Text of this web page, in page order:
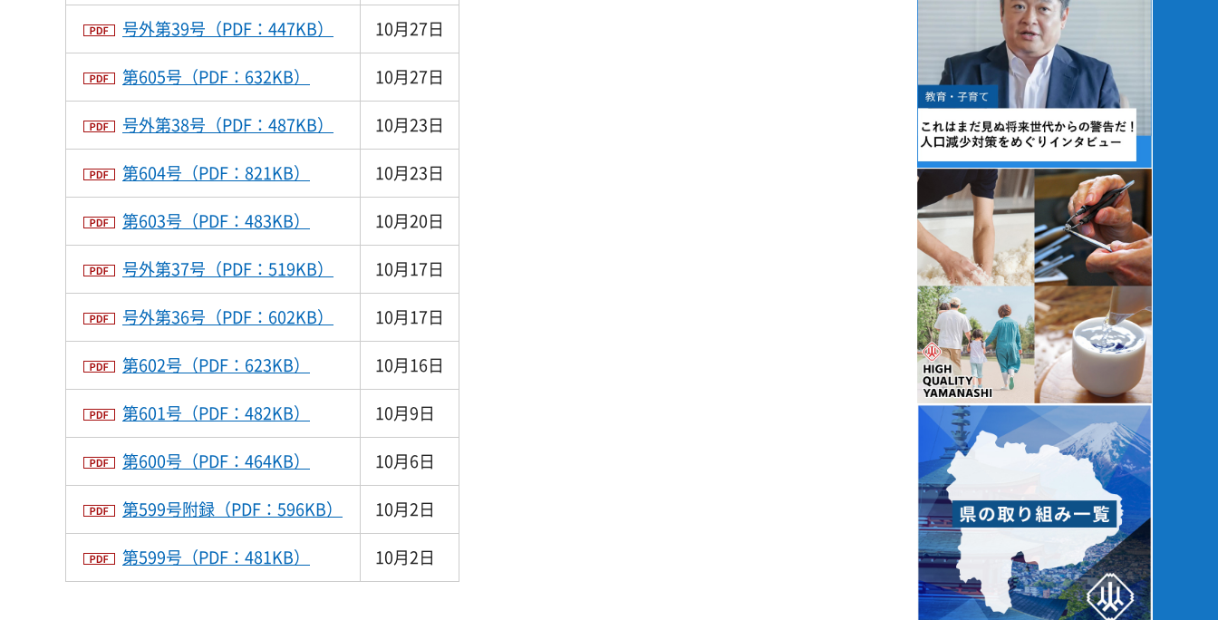
号外第39号（PDF：447KB）
10月27日
第605号（PDF：632KB）
10月27日
号外第38号（PDF：487KB）
10月23日
第604号（PDF：821KB）
10月23日
第603号（PDF：483KB）
10月20日
号外第37号（PDF：519KB）
10月17日
号外第36号（PDF：602KB）
10月17日
第602号（PDF：623KB）
10月16日
第601号（PDF：482KB）
10月9日
第600号（PDF：464KB）
10月6日
第599号附録（PDF：596KB）
10月2日
第599号（PDF：481KB）
10月2日